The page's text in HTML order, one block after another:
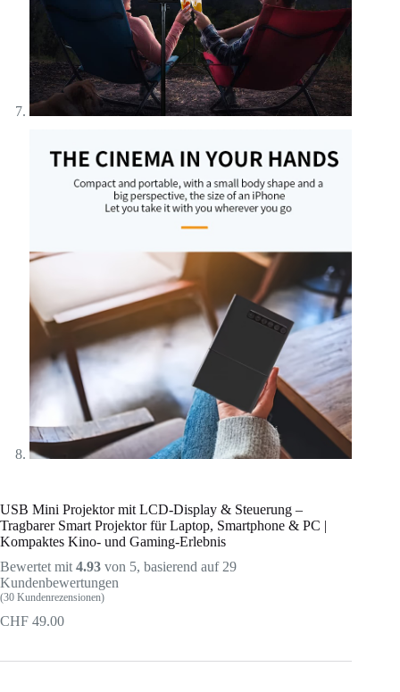
USB Mini Projektor mit LCD-Display & Steuerung –
Tragbarer Smart Projektor für Laptop, Smartphone & PC |
Kompaktes Kino- und Gaming-Erlebnis
Bewertet mit 4.93 von 5, basierend auf 29
Kundenbewertungen
(30 Kundenrezensionen)
CHF 49.00